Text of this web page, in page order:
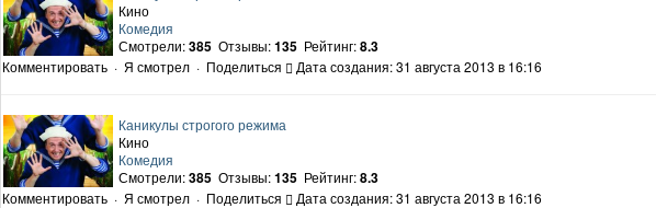
Кино
Комедия
Смотрели:385 Отзывы:135 Рейтинг:8.3
Комментировать · Я смотрел · Поделиться Дата создания: 31 августа 2013 в 16:16
Каникулы строгого режима
Кино
Комедия
Смотрели:385 Отзывы:135 Рейтинг:8.3
Комментировать · Я смотрел · Поделиться Дата создания: 31 августа 2013 в 16:16